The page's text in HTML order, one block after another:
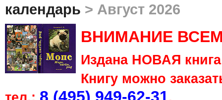
календарь > Август 2026
ВНИМАНИЕ
Издана НОВАЯ
Книгу можно